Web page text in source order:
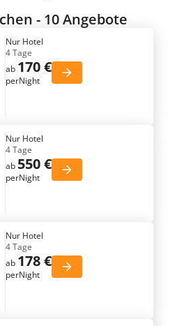
- 10 Angebote
Nur Hotel
4 Tage
ab 170 €
perNight
Nur Hotel
4 Tage
ab 550 €
perNight
Nur Hotel
4 Tage
ab 178 €
perNight